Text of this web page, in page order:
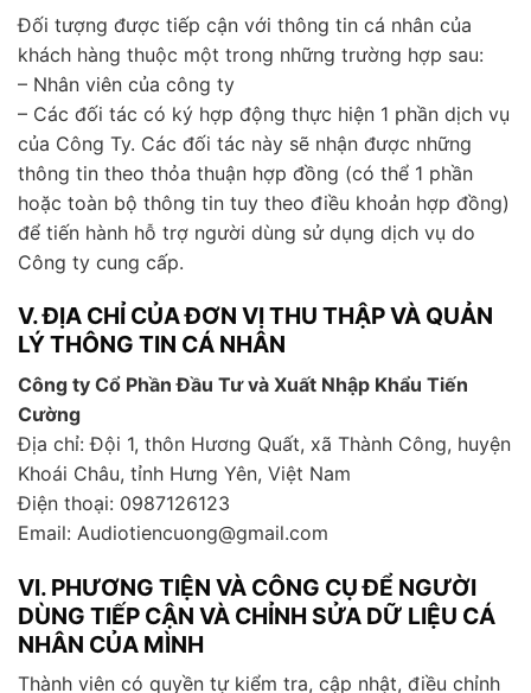
Đối tượng được tiếp cận với thông tin cá nhân của
khách hàng thuộc một trong những trường hợp sau:
– Nhân viên của công ty
– Các đối tác có ký hợp động thực hiện 1 phần dịch vụ
của Công Ty. Các đối tác này sẽ nhận được những
thông tin theo thỏa thuận hợp đồng (có thể 1 phần
hoặc toàn bộ thông tin tuy theo điều khoản hợp đồng)
để tiến hành hỗ trợ người dùng sử dụng dịch vụ do
Công ty cung cấp.
V. ĐỊA CHỈ CỦA ĐƠN VỊ THU THẬP VÀ QUẢN
LÝ THÔNG TIN CÁ NHÂN
Công ty Cổ Phần Đầu Tư và Xuất Nhập Khẩu Tiến
Cường
Địa chỉ: Đội 1, thôn Hương Quất, xã Thành Công, huyện
Khoái Châu, tỉnh Hưng Yên, Việt Nam
Điện thoại: 0987126123
Email: Audiotiencuong@gmail.com
VI. PHƯƠNG TIỆN VÀ CÔNG CỤ ĐỂ NGƯỜI
DÙNG TIẾP CẬN VÀ CHỈNH SỬA DỮ LIỆU CÁ
NHÂN CỦA MÌNH
Thành viên có quyền tự kiểm tra, cập nhật, điều chỉnh